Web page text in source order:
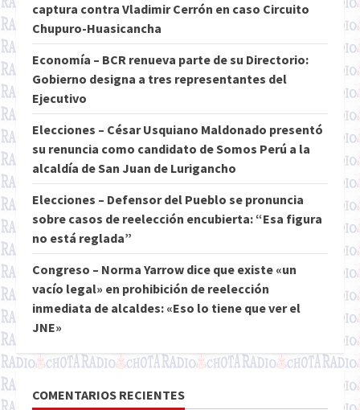
captura contra Vladimir Cerrón en caso Circuito
Chupuro-Huasicancha
Economía – BCR renueva parte de su Directorio:
Gobierno designa a tres representantes del
Ejecutivo
Elecciones – César Usquiano Maldonado presentó
su renuncia como candidato de Somos Perú a la
alcaldía de San Juan de Lurigancho
Elecciones – Defensor del Pueblo se pronuncia
sobre casos de reelección encubierta: “Esa figura
no está reglada”
Congreso – Norma Yarrow dice que existe «un
vacío legal» en prohibición de reelección
inmediata de alcaldes: «Eso lo tiene que ver el
JNE»
COMENTARIOS RECIENTES